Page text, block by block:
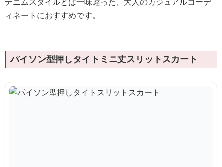
ィネートにおすすめです。
パイソン型押しタイトミニ丈スリットスカート